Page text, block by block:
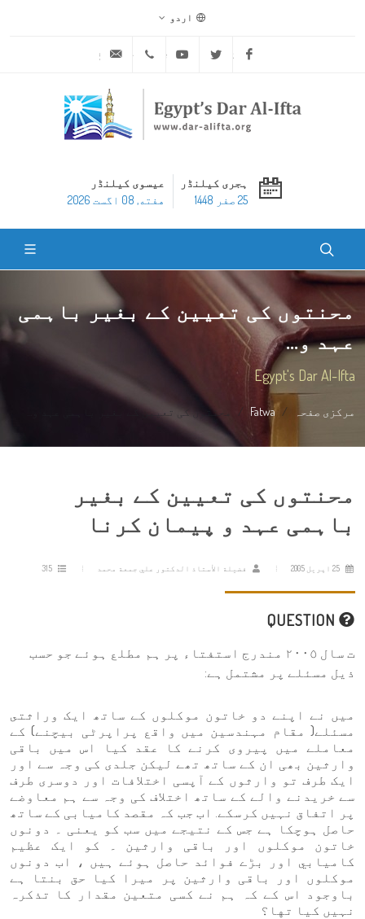
اردو
Facebook
Twitter
Youtube
ہجری کیلنڈر
25 صفر 1448
عیسوی کیلنڈر
هفته, 08 اگست 2026
محنتوں کی تعیین کے بغیر باہمی
عہد و...
Egypt's Dar Al-Ifta
مرکزی صفحہ Fatwa محنتوں کی تعیین کے بغیر باہمی عہد و...
محنتوں کی تعیین کے بغیر
باہمی عہد و پیمان کرنا
فضيلة الأستاذ الدكتور علي جمعة محمد
ت سال ٢٠٠٥ مندرج استفتاء پر ہم مطلع ہوئے جو حسب
ذیل مسئلے پر مشتمل ہے:
میں نے اپنے دو خاتون موکلوں کے ساتھ ایک وراثتى
مسئلے( مقام مہندسین میں واقع پراپرٹی بیچنے) کے
معاملے میں پیروی کرنے کا عقد کیا اس میں باقی
وارثین بھی ان کے ساتھ تھے لیکن جلدی کی وجہ سے اور
ایک طرف تو وارثوں کے آپسی اختلافات اور دوسری طرف
سے خریدنے والے کے ساتھ اختلاف کی وجہ سے ہم معاوضے
پر اتفاق نہیں کرسکے. اب جب کہ مقصد کامیابی کے ساتھ
حاصل ہوچکا ہے جس کے نتیجے میں سب کو یعنی ۔ دونوں
خاتون موکلوں اور باقی وارثین ۔ کو ایک عظیم
کاميابي اور بڑے فوائد حاصل ہوئے ہیں ، اب دونوں
موکلوں اور باقی وارثین پر میرا کیا حق بنتا ہے
باوجود اس کے کہ ہم نے کسی متعین مقدار کا تذکرہ
نہیں کیا تها؟